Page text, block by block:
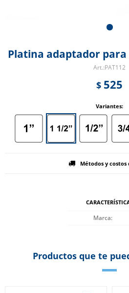
Platina adaptador para
PAT112
$ 525
Variantes:
Métodos y costos
Marca
Productos que te